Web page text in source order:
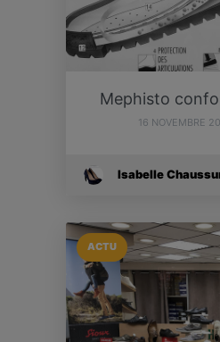
Mephisto
16 NOVEMBRE
Isabelle
ACTU